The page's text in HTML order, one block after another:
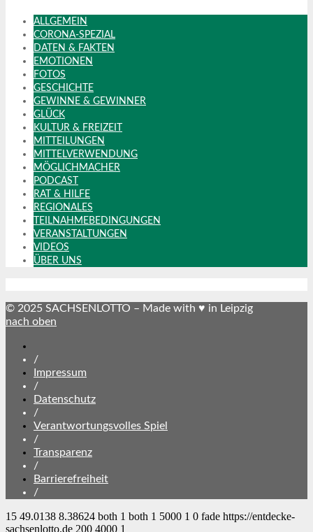
ALLGEMEIN
CORONA-SPEZIAL
DATEN & FAKTEN
EMOTIONEN
FOTOS
GESCHICHTE
GEWINNE & GEWINNER
GLÜCK
KULTUR & FREIZEIT
MITTEILUNGEN
MITTELVERWENDUNG
MÖGLICHMACHER
PODCAST
RAT & HILFE
REGIONALES
TEILNAHMEBEDINGUNGEN
VERANSTALTUNGEN
VIDEOS
ÜBER UNS
© 2025 SACHSENLOTTO – Made with ♥ in Leipzig
nach oben
abonnieren
/
Impressum
/
Datenschutz
/
Verantwortungsvolles Spiel
/
Transparenz
/
Barrierefreiheit
/
15 49.0138 8.38624 both 1 both 1 5000 1 0 fade https://entdecke-
sachsenlotto.de 200 4000 1